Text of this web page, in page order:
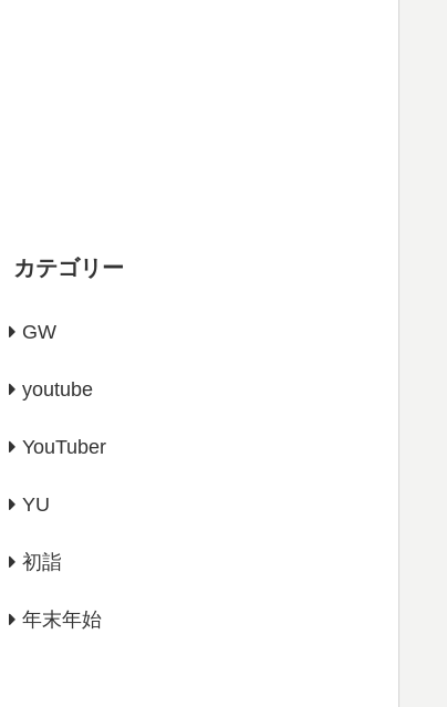
カテゴリー
GW
youtube
YouTuber
YU
初詣
年末年始